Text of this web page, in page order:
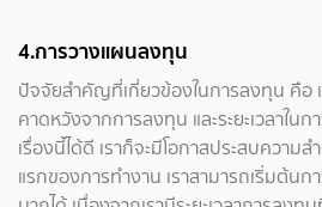
4.การวางแผนลงทุน
ปัจจัยสำคัญที่เกี่ยวข้องในการลงทุน คือ
คาดหวังจากการลงทุน และระยะเวลาใน
เรื่องนี้ได้ดี เราก็จะมีโอกาสประสบความส
แรกของการทำงาน เราสามารถเริ่มต้น